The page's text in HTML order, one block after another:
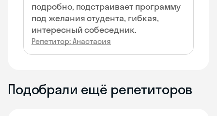
подробно, подстраивает программу
под желания студента, гибкая,
интересный собеседник.
Репетитор: Анастасия
Подобрали ещё репетиторов